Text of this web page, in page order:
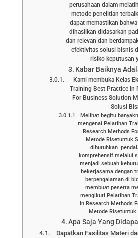
perusahaan dalam
metode penelitian
dapat memastikan
dihasilkan didasarkan
dan relevan dan
efektivitas solusi bisnis
risiko keputusan
Kabar Baiknya
Kami membuka Kelas
Training Best Practice In
For Business Solution
Solusi
Melihat begitu
mengenai Pelatihan
Research Methods
Metode Risetuntuk
dibutuhkan
komprehensif melalui
menjadi sebuah
bekerjasama dengan
berpengalaman di
membuat peserta
mengikuti Pelatihan
In Research Methods
Metode Risetuntuk
Apa Saja Yang
Dapatkan Fasilitas Materi